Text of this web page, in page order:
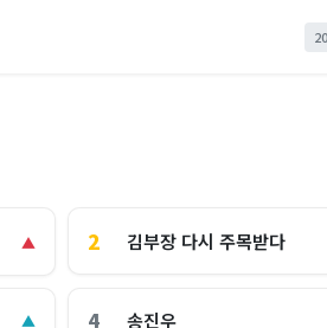
▲ 2 김부장 다시 주목받다
▲ 4 송진우